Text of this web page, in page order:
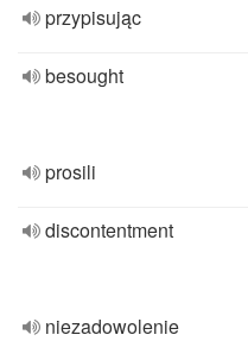
przypisując
besought
prosili
discontentment
niezadowolenie